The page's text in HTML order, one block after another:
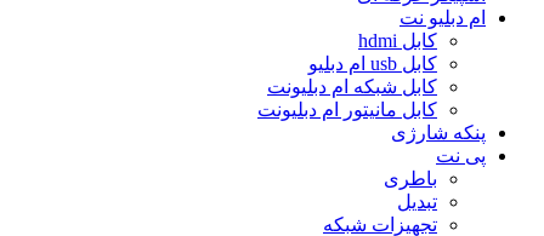
ام دبلیو نت
کابل hdmi
کابل usb ام دبلیو
کابل شبکه ام دبلیونت
کابل مانیتور ام دبلیونت
پنکه شارژی
پی نت
باطری
تبدیل
تجهیزات شبکه